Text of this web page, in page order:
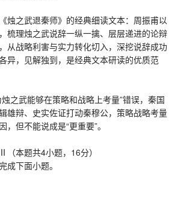
之武退秦师》的经典细读文本：周振甫以
梳理烛之武说辞一纵一擒、层层递进的论辩
从战略利害与实力转化切入，深挖说辞成功
异，见解独到，是经典文本研读的优质范
武能够在策略和战略上考量”错误，秦国
雄辩、史实佐证打动秦穆公，策略战略考量
但不能说成是“更重要”。
本题共4小题，16分）
下面小题。